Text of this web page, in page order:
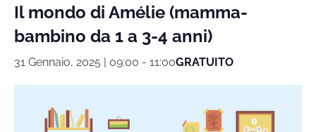
Il mondo di Amélie (mamma-
bambino da 1 a 3-4 anni)
31 Gennaio, 2025 | 09:00 - 11:00GRATUITO